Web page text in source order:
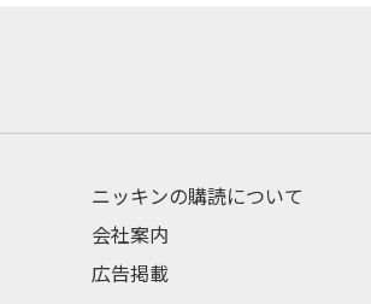
ニッキンの購読について
会社案内
広告掲載